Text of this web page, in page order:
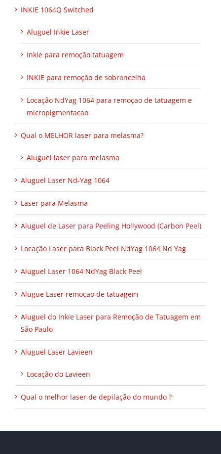
INKIE 1064Q Switched
Aluguel Inkie Laser
Inkie para remoção tatuagem
INKIE para remoção de sobrancelha
Locação NdYag 1064 para remoçao de tatuagem e
micropigmentacao
Qual o MELHOR laser para melasma?
Aluguel laser para melasma
Aluguel Laser Nd-Yag 1064
Laser para Melasma
Aluguel de Laser para Peeling Hollywood (Carbon Peel)
Locação Laser para Black Peel NdYag 1064 Nd Yag
Aluguel Laser 1064 NdYag Black Peel
Alugue Laser remoçao de tatuagem
Aluguel do Inkie Laser para Remoção de Tatuagem em
São Paulo
Aluguel Laser Lavieen
Locação do Lavieen
Qual o melhor laser de depilação do mundo ?